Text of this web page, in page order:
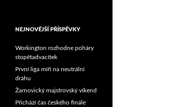
NEJNOVĚJŠÍ PŘÍSPĚVKY
Workington rozhodne poháry
stopětadvacítek
První liga míří na neutrální
dráhu
Žarnovický majstrovský víkend
Přichází čas českého finále